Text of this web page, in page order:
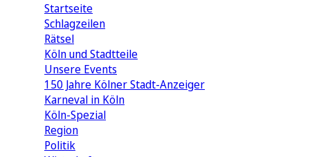
Startseite
Schlagzeilen
Rätsel
Köln und Stadtteile
Unsere Events
150 Jahre Kölner Stadt-Anzeiger
Karneval in Köln
Köln-Spezial
Region
Politik